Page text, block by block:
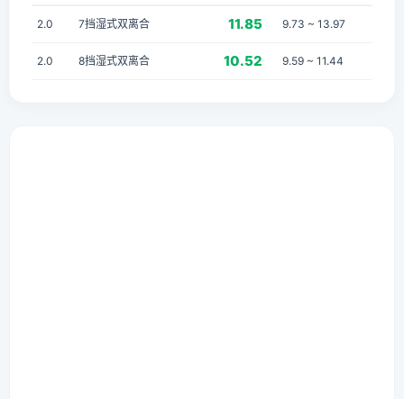
2.0 7挡湿式双离合 11.85 9.73 ~ 13.97
2.0 8挡湿式双离合 10.52 9.59 ~ 11.44